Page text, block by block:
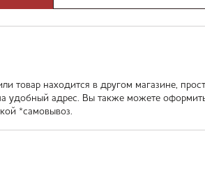
товар находится в другом магазине,
удобный адрес. Вы также можете оформить
*самовывоз.